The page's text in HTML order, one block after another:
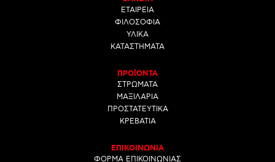
ΕΤΑΙΡΕΙΑ
ΦΙΛΟΣΟΦΙΑ
ΥΛΙΚΑ
ΚΑΤΑΣΤΗΜΑΤΑ
ΠΡΟΪΟΝΤΑ
ΣΤΡΩΜΑΤΑ
ΜΑΞΙΛΑΡΙΑ
ΠΡΟΣΤΑΤΕΥΤΙΚΑ
ΚΡΕΒΑΤΙΑ
ΕΠΙΚΟΙΝΩΝΙΑ
ΦΟΡΜΑ ΕΠΙΚΟΙΝΩΝΙΑΣ